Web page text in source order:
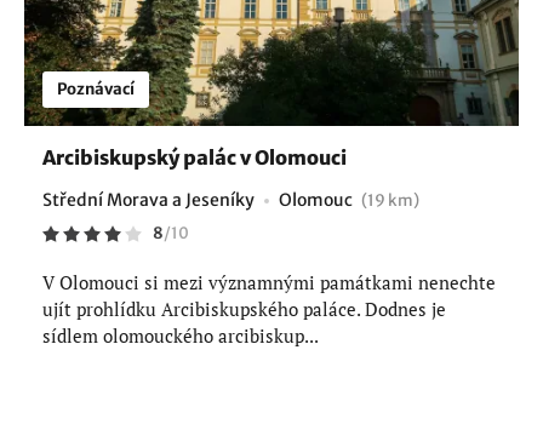
Poznávací
Arcibiskupský palác v Olomouci
Střední Morava a Jeseníky Olomouc (19 km)
8/10
V Olomouci si mezi významnými památkami nenechte
ujít prohlídku Arcibiskupského paláce. Dodnes je
sídlem olomouckého arcibiskup...